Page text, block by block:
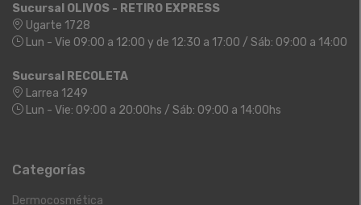
Sucursal OLIVOS - RETIRO EXPRESS
Ugarte 1728
Lun - Vie 09:00 a 12:00 y de 12:30 a 17:00 / Sáb: 09:00 a 14:00
Sucursal RECOLETA
Larrea 1249
Lun - Vie: 09:00 a 20:00hs / Sáb: 09:00 a 14:00hs
Categorías
Dermocosmética